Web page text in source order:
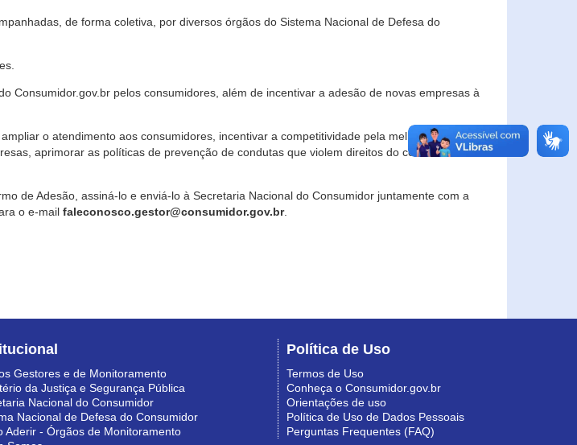
de forma coletiva, por diversos órgãos do Sistema Nacional de Defesa do
Consumidor.gov.br pelos consumidores, além de incentivar a adesão de novas empresas à
o atendimento aos consumidores, incentivar a competitividade pela melhoria da
aprimorar as políticas de prevenção de condutas que violem direitos do consumidor e
de Adesão, assiná-lo e enviá-lo à Secretaria Nacional do Consumidor juntamente com a
o e-mail faleconosco.gestor@consumidor.gov.br.
Gestores e de Monitoramento
da Justiça e Segurança Pública
Nacional do Consumidor
Nacional de Defesa do Consumidor
Aderir - Órgãos de Monitoramento
Política de Uso
Termos de Uso
Conheça o Consumidor.gov.br
Orientações de uso
Política de Uso de Dados Pessoais
Perguntas Frequentes (FAQ)